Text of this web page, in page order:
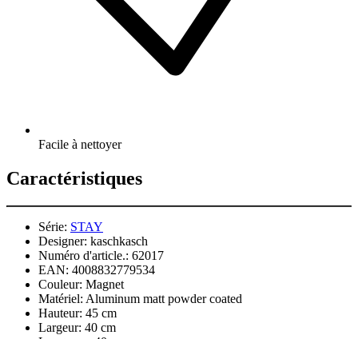
Facile à nettoyer
Caractéristiques
Série: STAY
Designer: kaschkasch
Numéro d'article.: 62017
EAN: 4008832779534
Couleur: Magnet
Matériel: Aluminum matt powder coated
Hauteur: 45 cm
Largeur: 40 cm